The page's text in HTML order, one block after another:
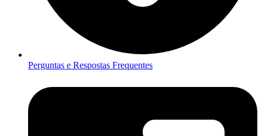
Perguntas e Respostas Frequentes